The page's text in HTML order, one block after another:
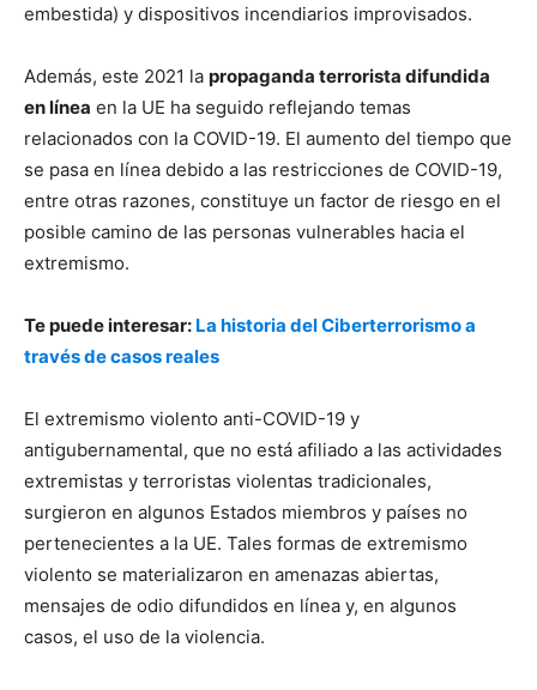
embestida) y dispositivos incendiarios improvisados.
Además, este 2021 la propaganda terrorista difundida
en línea en la UE ha seguido reflejando temas
relacionados con la COVID-19. El aumento del tiempo que
se pasa en línea debido a las restricciones de COVID-19,
entre otras razones, constituye un factor de riesgo en el
posible camino de las personas vulnerables hacia el
extremismo.
Te puede interesar: La historia del Ciberterrorismo a
través de casos reales
El extremismo violento anti-COVID-19 y
antigubernamental, que no está afiliado a las actividades
extremistas y terroristas violentas tradicionales,
surgieron en algunos Estados miembros y países no
pertenecientes a la UE. Tales formas de extremismo
violento se materializaron en amenazas abiertas,
mensajes de odio difundidos en línea y, en algunos
casos, el uso de la violencia.